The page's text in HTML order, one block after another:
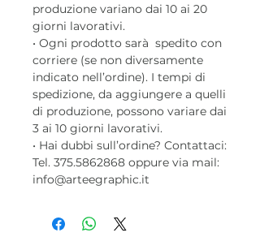
produzione variano dai 10 ai 20
giorni lavorativi.
• Ogni prodotto sarà spedito con
corriere (se non diversamente
indicato nell’ordine). I tempi di
spedizione, da aggiungere a quelli
di produzione, possono variare dai
3 ai 10 giorni lavorativi.
• Hai dubbi sull’ordine? Contattaci:
Tel. 375.5862868 oppure via mail:
info@arteegraphic.it